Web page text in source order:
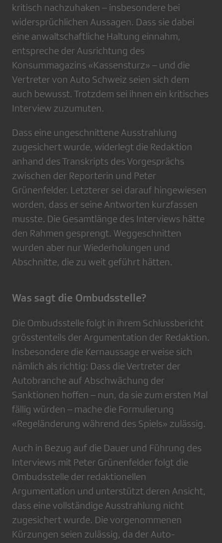
kritisch nachzuhaken – insbesondere bei
widersprüchlichen Aussagen. Dass sie dabei
eine anwaltschaftliche Haltung einnahm,
entspreche der Ausrichtung des
Konsummagazins «Kassensturz» – und die
Vertreter von Auto Schweiz seien sich dem
auch bewusst. Trotzdem sei ihnen ein kritisches
Interview zuzumuten.
Dass eine ungeschnittene Ausstrahlung
zugesichert wurde, widerlegt die Redaktion
anhand des Transkripts des Vorgesprächs
zwischen der Reporterin und Peter
Grünenfelder. Letzterer sei darauf hingewiesen
worden, dass er seine Antworten kurzfassen
musste. Die Gesamtlänge des Interviews hätte
den Rahmen gesprengt. Weggeschnitten
wurden aber nur Wiederholungen und
Abschnitte, die zu weit geführt hätten.
Was sagt die Ombudsstelle?
Die Ombudsstelle folgt in ihrem Schlussbericht
grösstenteils der Argumentation der Redaktion.
Insbesondere die Kernaussage erweise sich
nämlich als richtig: Dass die Vertreter der
Autobranche auf Abschwächung der
Sanktionen hoffen – nun, da sie zum ersten Mal
fällig würden – mache die Formulierung
«Regeländerung während des Spiels» zulässig.
Auch in Bezug auf die Dauer und Führung des
Interviews mit Peter Grünenfelder folgt die
Ombudsstelle der redaktionellen
Argumentation und unterstützt deren Ansicht,
dass eine vollständige Ausstrahlung nicht
zugesichert wurde. Die vorgenommenen
Kürzungen seien zulässig, da der Auto-